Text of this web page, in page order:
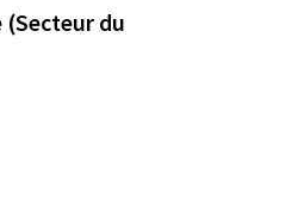
du